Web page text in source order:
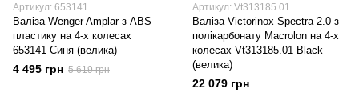
Артикул: 653141
Валіза Wenger Amplar з ABS
пластику на 4-х колесах
653141 Синя (велика)
4 495 грн 5 619 грн
Артикул: Vt313185.01
Валіза Victorinox Spectra 2.0 з
полікарбонату Macrolon на 4-х
колесах Vt313185.01 Black
(велика)
22 079 грн